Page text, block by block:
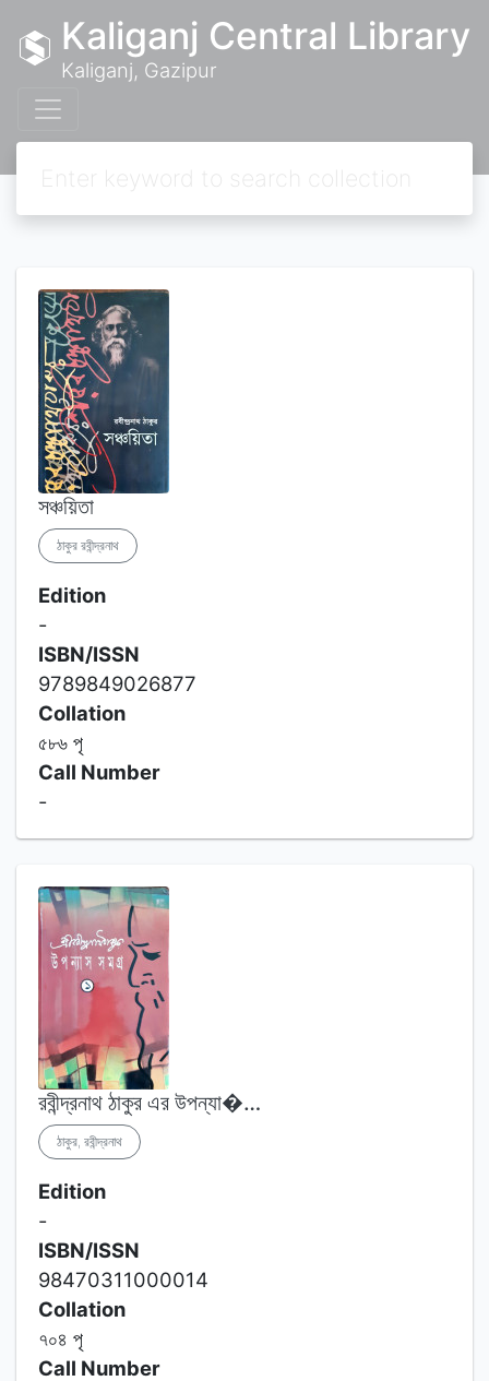
Kaliganj Central Library
Kaliganj, Gazipur
সঞ্চয়িতা
ঠাকুর রবীন্দ্রনাথ
Edition
-
ISBN/ISSN
9789849026877
Collation
৫৮৬ পৃ
Call Number
-
রবীন্দ্রনাথ ঠাকুর এর উপন্যা�…
ঠাকুর, রবীন্দ্রনাথ
Edition
-
ISBN/ISSN
98470311000014
Collation
৭০৪ পৃ
Call Number